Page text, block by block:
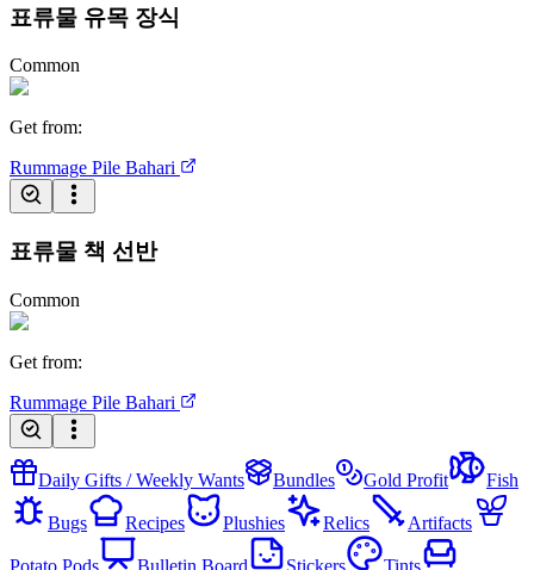
표류물 유목 장식
Common
Get from:
Rummage Pile Bahari
표류물 책 선반
Common
Get from:
Rummage Pile Bahari
Daily Gifts / Weekly Wants Bundles Gold Profit Fish
Bugs Recipes Plushies Relics Artifacts
Potato Pods Bulletin Board Stickers Tints